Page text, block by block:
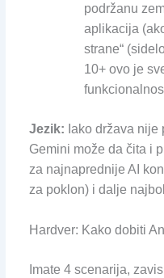
podržanu
aplikacija
strane“
10+ ovo je
Jezik: Iako država nije
Gemini može da čita i
za najnaprednije AI
za poklon) i dalje
Hardver: Kako dobiti
Imate 4 scenarija,